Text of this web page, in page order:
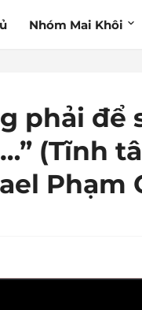
Nhóm Mai Khôi
phải để
(Tĩnh
Phạm